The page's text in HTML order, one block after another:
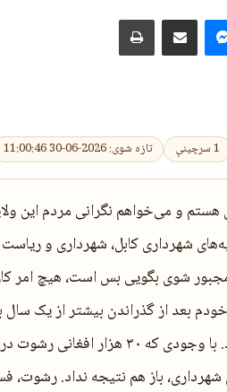
Messenger
پر برېښنالیک یې شریک کړئ چاپول
1 سرچینې تازه شوی: 2026-06-30 11:00:46
هستم و می‌خواهم نگرانی مردم این
شهرداری کابل، شهرداری و
شوی بگویی بس است، هیچ امر
بعد از گذراندن بیشتر از یک
شهرداری، باز هم نتیجه نداد.